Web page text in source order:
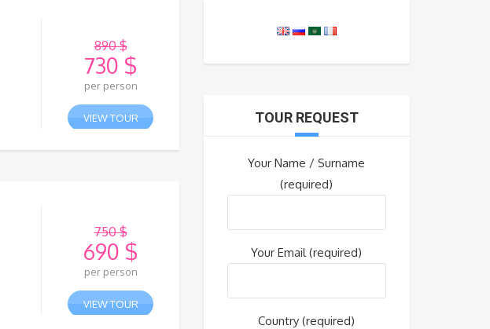
890$
Le
prix
initial
était :
890 $.
730 $
Le
prix
per person
VIEW TOUR
750$
Le
prix
initial
était :
690 $
Le
prix
per person
VIEW TOUR
TOUR REQUEST
Your Name / Surname
(required)
Your Email (required)
Country (required)